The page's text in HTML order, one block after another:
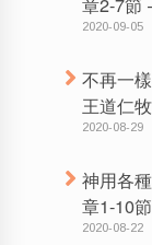
2020-09-05
不再一
王道仁
2020-08-29
神用各
章1-10
2020-08-22